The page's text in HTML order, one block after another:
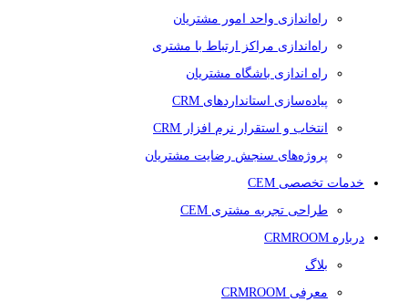
راه‌اندازی واحد امور مشتریان
راه‌اندازی مراکز ارتباط با مشتری
راه اندازی باشگاه مشتریان
پیاده‌سازی استانداردهای CRM
انتخاب و استقرار نرم افزار CRM
پروژه‌های سنجش رضایت مشتریان
خدمات تخصصی CEM
طراحی تجربه مشتری CEM
درباره CRMROOM
بلاگ
معرفی CRMROOM